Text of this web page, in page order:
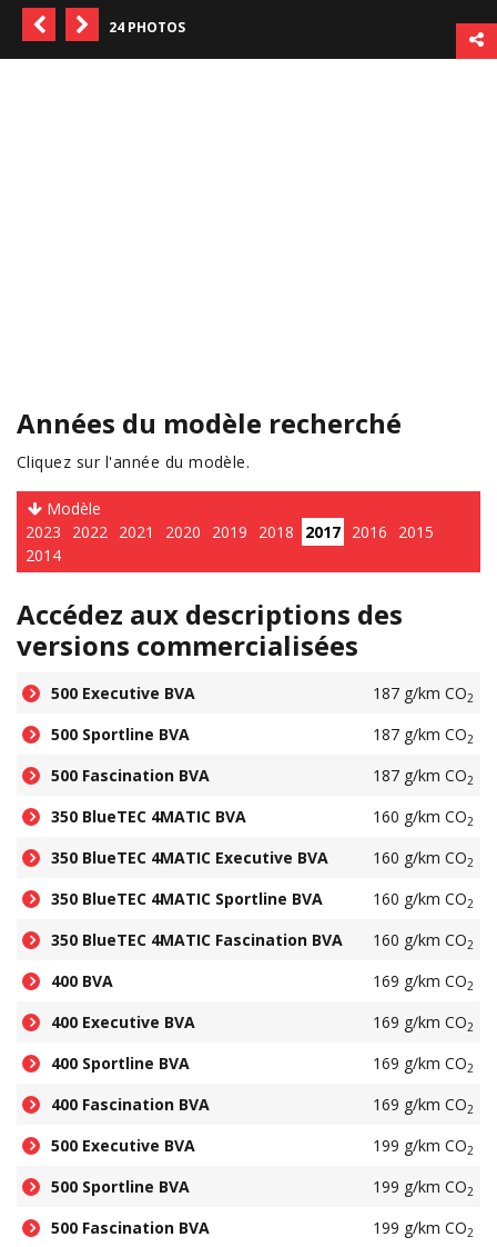
24 PHOTOS
Années du modèle recherché
Cliquez sur l'année du modèle.
Modèle
2023
2022 2021 2020 2019 2018 2017 2016
2015
2014
Accédez aux descriptions des
versions commercialisées
500 Executive BVA 187 g/km CO2
500 Sportline BVA 187 g/km CO2
500 Fascination BVA 187 g/km CO2
350 BlueTEC 4MATIC BVA 160 g/km CO2
350 BlueTEC 4MATIC Executive BVA 160 g/km CO2
350 BlueTEC 4MATIC Sportline BVA 160 g/km CO2
350 BlueTEC 4MATIC Fascination BVA 160 g/km CO2
400 BVA 169 g/km CO2
400 Executive BVA 169 g/km CO2
400 Sportline BVA 169 g/km CO2
400 Fascination BVA 169 g/km CO2
500 Executive BVA 199 g/km CO2
500 Sportline BVA 199 g/km CO2
500 Fascination BVA 199 g/km CO2